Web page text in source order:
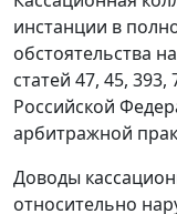
инстанции в
обстоятельства
статей 47, 45, 393,
Российской
арбитражной
Доводы
относительно